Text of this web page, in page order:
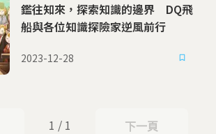
鑑往知來，探索知識的邊界 DQ飛
船與各位知識探險家逆風前行
2023-12-28
1 / 1 下一頁
下一頁